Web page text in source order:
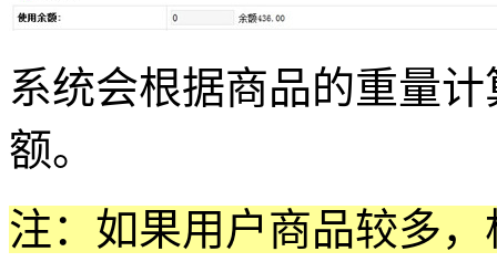
系统会根据商品的重量
额。
注：如果用户商品较多